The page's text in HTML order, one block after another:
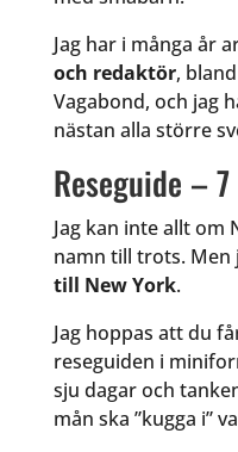
Jag har i många år
och redaktör,
Vagabond, och jag
nästan alla större
Reseguide –
Jag kan inte allt om
namn till trots. Men
till New York.
Jag hoppas att du
reseguiden i
sju dagar och
mån ska ”kugga i”